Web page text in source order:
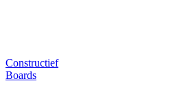
Constructief
Boards